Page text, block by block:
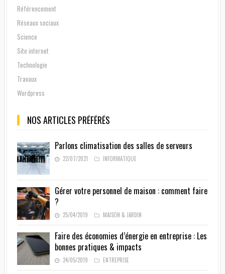
Référencement
Réseaux sociaux
Science
Site internet
Technologie
Travaux
Wordpress
NOS ARTICLES PRÉFÉRÉS
Parlons climatisation des salles de serveurs
22/07/2021 INFORMATIQUE
Gérer votre personnel de maison : comment faire
?
25/04/2019 MAISON & JARDIN
Faire des économies d’énergie en entreprise : Les
bonnes pratiques & impacts
24/05/2019 ENTREPRISE